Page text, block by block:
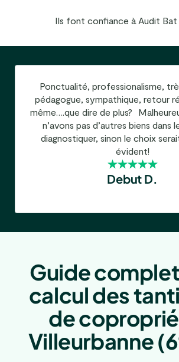
Ils font confiance à Audit Bat
Ponctualité, professionalisme,
pédagogue, sympathique, retour
même….que dire de plus?
n’avons pas d’autres biens dans
diagnostiquer, sinon le choix
évident!
Debut D.
Guide
calcul des
de
Villeurbanne